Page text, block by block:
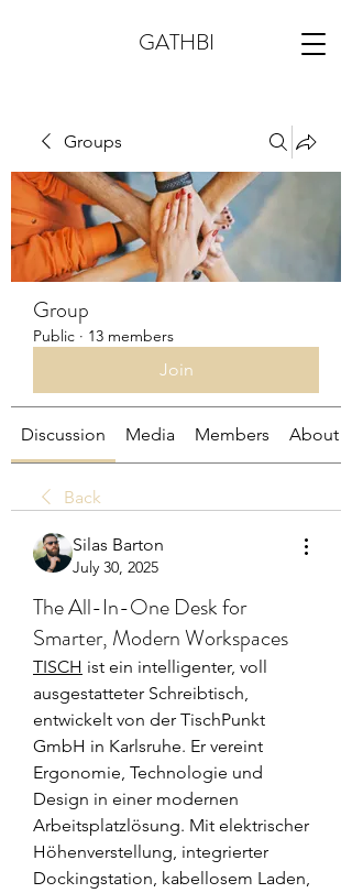
GATHBI
Groups
Group
Public · 13 members
Join
Discussion Media Members About
Back
Silas Barton
July 30, 2025
The All-In-One Desk for
Smarter, Modern Workspaces​​​
TISCH ist ein intelligenter, voll
ausgestatteter Schreibtisch,
entwickelt von der TischPunkt
GmbH in Karlsruhe. Er vereint
Ergonomie, Technologie und
Design in einer modernen
Arbeitsplatzlösung. Mit elektrischer
Höhenverstellung, integrierter
Dockingstation, kabellosem Laden,